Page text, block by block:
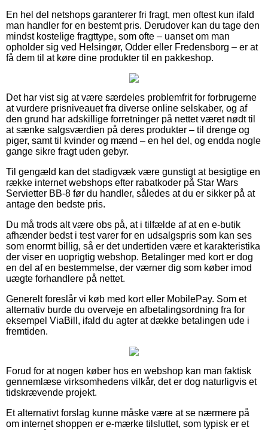
En hel del netshops garanterer fri fragt, men oftest kun ifald
man handler for en bestemt pris. Derudover kan du tage den
mindst kostelige fragttype, som ofte – uanset om man
opholder sig ved Helsingør, Odder eller Fredensborg – er at
få dem til at køre dine produkter til en pakkeshop.
Det har vist sig at være særdeles problemfrit for forbrugerne
at vurdere prisniveauet fra diverse online selskaber, og af
den grund har adskillige forretninger på nettet været nødt til
at sænke salgsværdien på deres produkter – til drenge og
piger, samt til kvinder og mænd – en hel del, og endda nogle
gange sikre fragt uden gebyr.
Til gengæld kan det stadigvæk være gunstigt at besigtige en
række internet webshops efter rabatkoder på Star Wars
Servietter BB-8 før du handler, således at du er sikker på at
antage den bedste pris.
Du må trods alt være obs på, at i tilfælde af at en e-butik
afhænder bedst i test varer for en udsalgspris som kan ses
som enormt billig, så er det undertiden være et karakteristika
der viser en uoprigtig webshop. Betalinger med kort er dog
en del af en bestemmelse, der værner dig som køber imod
uægte forhandlere på nettet.
Generelt foreslår vi køb med kort eller MobilePay. Som et
alternativ burde du overveje en afbetalingsordning fra for
eksempel ViaBill, ifald du agter at dække betalingen ude i
fremtiden.
Forud for at nogen køber hos en webshop kan man faktisk
gennemlæse virksomhedens vilkår, det er dog naturligvis et
tidskrævende projekt.
Et alternativt forslag kunne måske være at se nærmere på
om internet shoppen er e-mærke tilsluttet, som typisk er et